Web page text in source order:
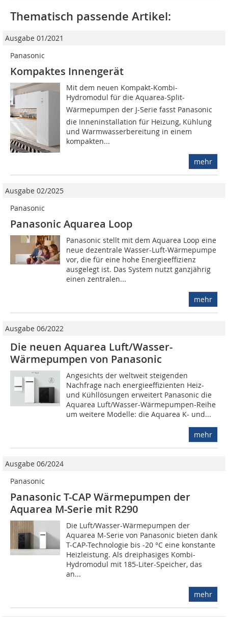
Thematisch passende Artikel:
Ausgabe 01/2021
Panasonic
Kompaktes Innengerät
Mit dem neuen Kompakt-Kombi-
Hydromodul für die Aquarea-Split-
Wärmepumpen der J-Serie fasst Panasonic
die Inneninstallation für Heizung, Kühlung
und Warmwasserbereitung in einem
kompakten...
mehr
Ausgabe 02/2025
Panasonic
Panasonic Aquarea Loop
Panasonic stellt mit dem Aquarea Loop eine
neue dezentrale Wasser-Luft-Wärmepumpe
vor, die für eine hohe Energieeffizienz
ausgelegt ist. Das System nutzt ganzjährig
einen zentralen...
mehr
Ausgabe 06/2022
Die neuen Aquarea Luft/Wasser-
Wärmepumpen von Panasonic
Angesichts der weltweit steigenden
Nachfrage nach energieeffizienten Heiz-
und Kühllösungen erweitert Panasonic die
Aquarea Luft/Wasser-Wärmepumpen-Reihe
um weitere Modelle: die Aquarea K- und...
mehr
Ausgabe 06/2024
Panasonic
Panasonic T-CAP Wärme­pumpen der
Aquarea M-Serie mit R290
Die Luft/Wasser-Wärmepumpen der
Aquarea M-Serie von Panasonic bieten dank
T-CAP-Technologie bis -20 °C eine konstante
Heizleistung. Als dreiphasiges Kombi-
Hydromodul mit 185-Liter-Speicher, das
an...
mehr